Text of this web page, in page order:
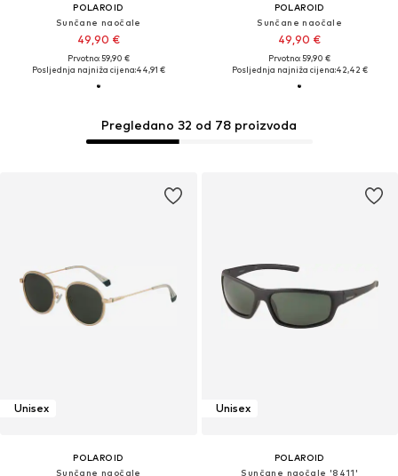
POLAROID
Sunčane naočale
49,90 €
Prvotno: 59,90 €
Posljednja najniža cijena:44,91 €
POLAROID
Sunčane naočale
49,90 €
Prvotno: 59,90 €
Posljednja najniža cijena:42,42 €
Unisex
POLAROID
Sunčane naočale
Pregledano 32 od 78 proizvoda
Unisex
POLAROID
Sunčane naočale '8411'